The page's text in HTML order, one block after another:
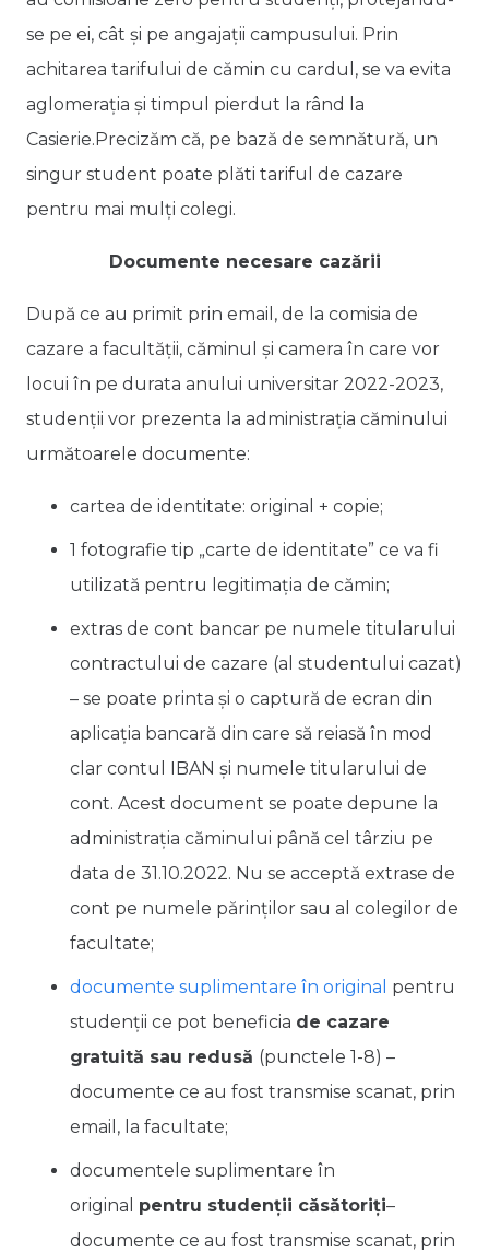
se pe ei, cât și pe angajații campusului. Prin
achitarea tarifului de cămin cu cardul, se va evita
aglomerația și timpul pierdut la rând la
Casierie.Precizăm că, pe bază de semnătură, un
singur student poate plăti tariful de cazare
pentru mai mulți colegi.
Documente necesare cazării
După ce au primit prin email, de la comisia de
cazare a facultății, căminul și camera în care vor
locui în pe durata anului universitar 2022-2023,
studenții vor prezenta la administrația căminului
următoarele documente:
cartea de identitate: original + copie;
1 fotografie tip „carte de identitate” ce va fi
utilizată pentru legitimația de cămin;
extras de cont bancar pe numele titularului
contractului de cazare (al studentului cazat)
– se poate printa și o captură de ecran din
aplicația bancară din care să reiasă în mod
clar contul IBAN și numele titularului de
cont. Acest document se poate depune la
administrația căminului până cel târziu pe
data de 31.10.2022. Nu se acceptă extrase de
cont pe numele părinților sau al colegilor de
facultate;
documente suplimentare în original pentru
studenții ce pot beneficia de cazare
gratuită sau redusă (punctele 1-8) –
documente ce au fost transmise scanat, prin
email, la facultate;
documentele suplimentare în
original pentru studenții căsătoriți–
documente ce au fost transmise scanat, prin